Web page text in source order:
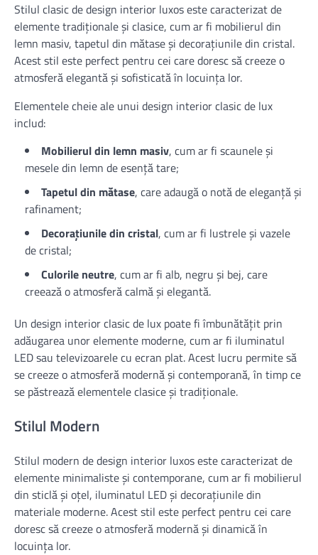
Stilul clasic de design interior luxos este caracterizat de
elemente tradiționale și clasice, cum ar fi mobilierul din
lemn masiv, tapetul din mătase și decorațiunile din cristal.
Acest stil este perfect pentru cei care doresc să creeze o
atmosferă elegantă și sofisticată în locuința lor.
Elementele cheie ale unui design interior clasic de lux
includ:
Mobilierul din lemn masiv, cum ar fi scaunele și
mesele din lemn de esență tare;
Tapetul din mătase, care adaugă o notă de eleganță și
rafinament;
Decorațiunile din cristal, cum ar fi lustrele și vazele
de cristal;
Culorile neutre, cum ar fi alb, negru și bej, care
creează o atmosferă calmă și elegantă.
Un design interior clasic de lux poate fi îmbunătățit prin
adăugarea unor elemente moderne, cum ar fi iluminatul
LED sau televizoarele cu ecran plat. Acest lucru permite să
se creeze o atmosferă modernă și contemporană, în timp ce
se păstrează elementele clasice și tradiționale.
Stilul Modern
Stilul modern de design interior luxos este caracterizat de
elemente minimaliste și contemporane, cum ar fi mobilierul
din sticlă și oțel, iluminatul LED și decorațiunile din
materiale moderne. Acest stil este perfect pentru cei care
doresc să creeze o atmosferă modernă și dinamică în
locuința lor.